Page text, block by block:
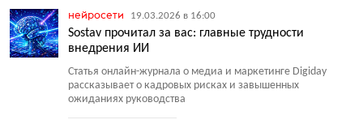
нейросети 19.03.2026 в 16:00
Sostav прочитал за вас: главные трудности
внедрения ИИ
Статья онлайн-журнала о медиа и маркетинге Digiday
рассказывает о кадровых рисках и завышенных
ожиданиях руководства